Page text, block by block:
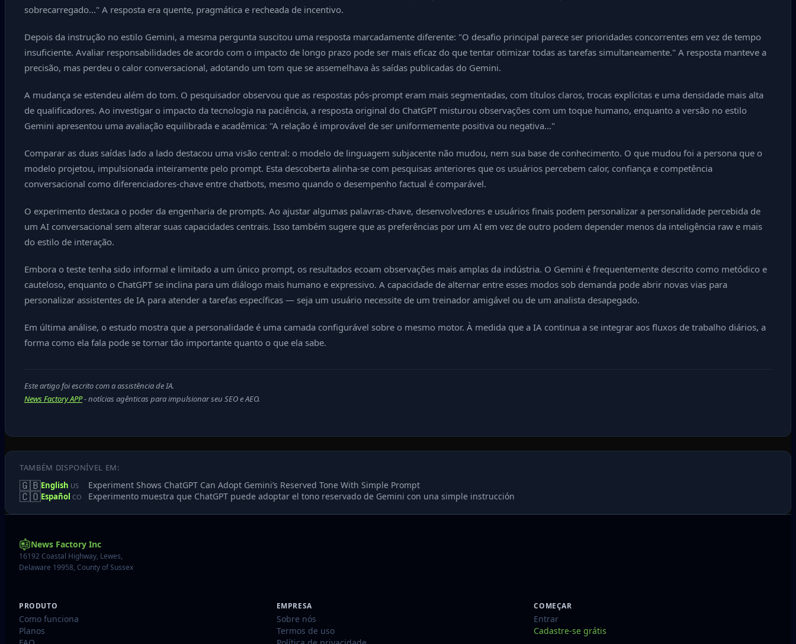
sobrecarregado..." A resposta era quente, pragmática e recheada de incentivo.
Depois da instrução no estilo Gemini, a mesma pergunta suscitou uma resposta marcadamente diferente: "O desafio principal parece ser prioridades concorrentes em vez de tempo
insuficiente. Avaliar responsabilidades de acordo com o impacto de longo prazo pode ser mais eficaz do que tentar otimizar todas as tarefas simultaneamente." A resposta manteve a
precisão, mas perdeu o calor conversacional, adotando um tom que se assemelhava às saídas publicadas do Gemini.
A mudança se estendeu além do tom. O pesquisador observou que as respostas pós-prompt eram mais segmentadas, com títulos claros, trocas explícitas e uma densidade mais alta
de qualificadores. Ao investigar o impacto da tecnologia na paciência, a resposta original do ChatGPT misturou observações com um toque humano, enquanto a versão no estilo
Gemini apresentou uma avaliação equilibrada e acadêmica: "A relação é improvável de ser uniformemente positiva ou negativa..."
Comparar as duas saídas lado a lado destacou uma visão central: o modelo de linguagem subjacente não mudou, nem sua base de conhecimento. O que mudou foi a persona que o
modelo projetou, impulsionada inteiramente pelo prompt. Esta descoberta alinha-se com pesquisas anteriores que os usuários percebem calor, confiança e competência
conversacional como diferenciadores-chave entre chatbots, mesmo quando o desempenho factual é comparável.
O experimento destaca o poder da engenharia de prompts. Ao ajustar algumas palavras-chave, desenvolvedores e usuários finais podem personalizar a personalidade percebida de
um AI conversacional sem alterar suas capacidades centrais. Isso também sugere que as preferências por um AI em vez de outro podem depender menos da inteligência raw e mais
do estilo de interação.
Embora o teste tenha sido informal e limitado a um único prompt, os resultados ecoam observações mais amplas da indústria. O Gemini é frequentemente descrito como metódico e
cauteloso, enquanto o ChatGPT se inclina para um diálogo mais humano e expressivo. A capacidade de alternar entre esses modos sob demanda pode abrir novas vias para
personalizar assistentes de IA para atender a tarefas específicas — seja um usuário necessite de um treinador amigável ou de um analista desapegado.
Em última análise, o estudo mostra que a personalidade é uma camada configurável sobre o mesmo motor. À medida que a IA continua a se integrar aos fluxos de trabalho diários, a
forma como ela fala pode se tornar tão importante quanto o que ela sabe.
Este artigo foi escrito com a assistência de IA.
News Factory APP- notícias agênticas para impulsionar seu SEO e AEO.
TAMBÉM DISPONÍVEL EM:
🇬🇧English US Experiment Shows ChatGPT Can Adopt Gemini’s Reserved Tone With Simple Prompt
🇨🇴Español CO Experimento muestra que ChatGPT puede adoptar el tono reservado de Gemini con una simple instrucción
News Factory Inc
16192 Coastal Highway, Lewes,
Delaware 19958, County of Sussex
PRODUTO
Como funciona
Planos
EMPRESA
Sobre nós
Termos de uso
COMEÇAR
Entrar
Cadastre-se grátis